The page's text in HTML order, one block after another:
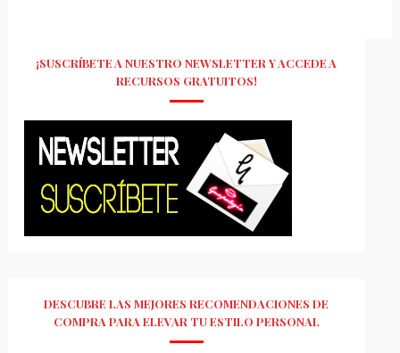
¡SUSCRÍBETE A NUESTRO NEWSLETTER Y ACCEDE A
RECURSOS GRATUITOS!
DESCUBRE LAS MEJORES RECOMENDACIONES DE
COMPRA PARA ELEVAR TU ESTILO PERSONAL